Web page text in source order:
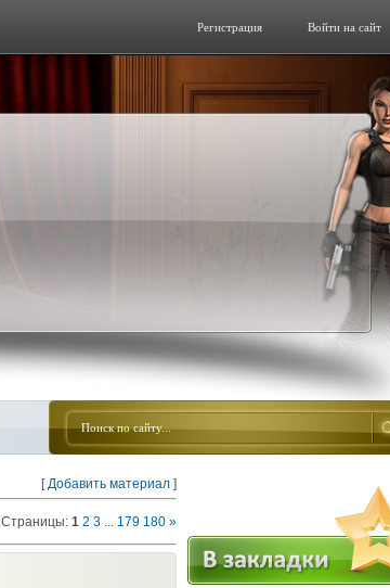
Войти на сайт
Регистрация
[Добавить материал ]
Страницы: 1 2 3 ... 179 180 »